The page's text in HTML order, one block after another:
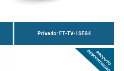
Privado: FT-TV-1SEG4